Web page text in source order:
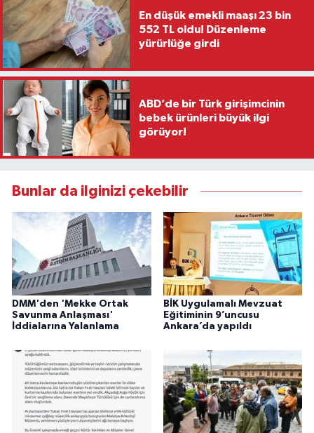
En düşük emekli maaşı 23 bin
552 TL oldu! Düzenleme
yürürlüğe girdi
ABD’de bir Türk girişimcinin
bebek ürünleri büyük ilgi
görüyor!
Bunlar da ilginizi çekebilir
DMM'den 'Mekke Ortak
Savunma Anlaşması'
İddialarına Yalanlama
BİK Uygulamalı Mevzuat
Eğitiminin 9’uncusu
Ankara’da yapıldı